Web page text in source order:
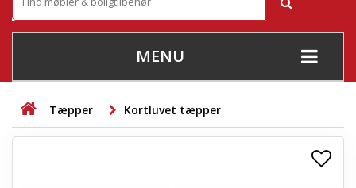
MENU
+
STUE
+
Tæpper Kortluvet tæpper